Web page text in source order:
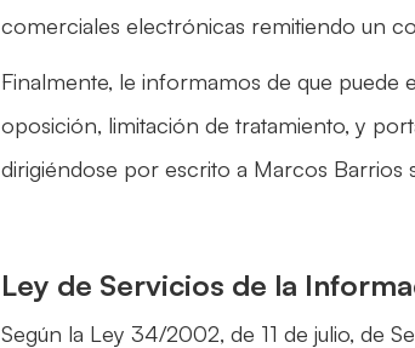
comerciales electrónicas remitiendo un
Finalmente, le informamos de que
oposición, limitación de tratamiento, y
dirigiéndose por escrito a Marcos Barrios
Ley de Servicios de la
Según la Ley 34/2002, de 11 de julio, de